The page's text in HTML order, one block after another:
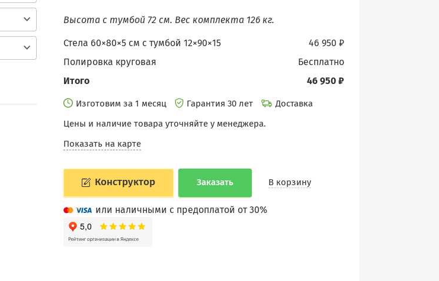
Высота с тумбой 72 см. Вес комплекта 126 кг.
46 950 ₽
Стела 60×80×5 см c тумбой 12×90×15
бесплатно
Полировка круговая
46 950 ₽
Итого
Изготовим за 1 месяц Гарантия 30 лет
Доставка
Цены и наличие товара уточняйте у менеджера.
Показать на карте
Конструктор Заказать В корзину
или наличными с предоплатой от 30%